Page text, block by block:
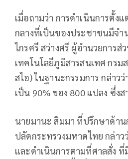
เมื่อถามว่า การดำเนินการตั้ง
กลางที่เป็นของประชาชนมีจำ
ไกรศรี สว่างศรี ผู้อำนวยการ
เทคโนโลยีภูมิสารสนเทศ กร
สไอ) ในฐานะกรรมการ กล่าว
เป็น 90% ของ 800 แปลง ซึ่งส
นายมานะ สิมมา ที่ปรึกษาด้า
ปลัดกระทรวงมหาดไทย กล่า
และดำเนินการตามที่ศาลสั่ง